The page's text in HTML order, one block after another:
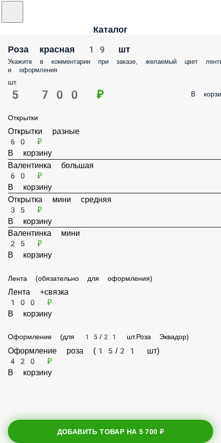
Каталог
Роза красная 19 шт
Укажите в комментарии при заказе, желаемый цвет
и оформления
шт.
5 700 ₽ В
Открытки
Открытки разные
60 ₽
В корзину
Валентинка большая
60 ₽
В корзину
Открытка мини средняя
35 ₽
В корзину
В корзину
Лента (обязательно для оформления)
100 ₽
В корзину
Оформление (для 15/21 шт.Роза Эквадор)
В корзину
ДОБАВИТЬ ТОВАР НА 5 700 ₽